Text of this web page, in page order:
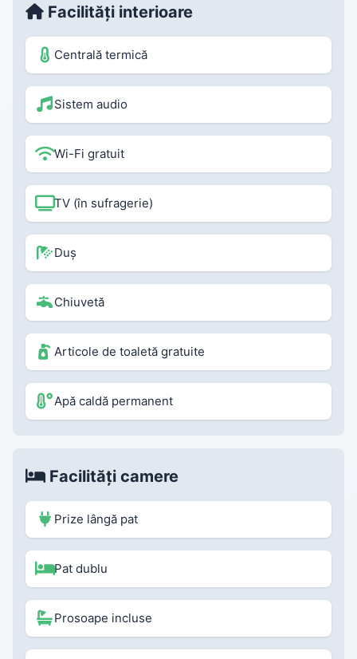
Facilități interioare
Centrală termică
Sistem audio
Wi-Fi gratuit
TV (în sufragerie)
Duș
Chiuvetă
Articole de toaletă gratuite
Apă caldă permanent
Facilități camere
Prize lângă pat
Pat dublu
Prosoape incluse